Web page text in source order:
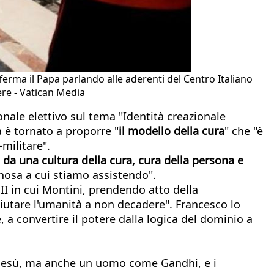
il Papa parlando alle aderenti del Centro Italiano
- Vatican Media
elettivo sul tema "Identità creazionale
è tornato a proporre "il modello della cura" che "è
militare".
una cultura della cura, cura della persona e
a cui stiamo assistendo".
in cui Montini, prendendo atto della
l'umanità a non decadere". Francesco lo
a convertire il potere dalla logica del dominio a
ma anche un uomo come Gandhi, e i